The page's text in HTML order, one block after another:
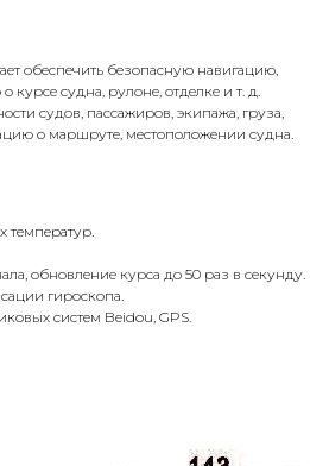
обеспечить безопасную навигацию,
судна, рулоне, отделке и т. д.
судов, пассажиров, экипажа, груза,
о маршруте, местоположении судна.
обновление курса до 50 раз в секунду.
гироскопа.
систем Beidou, GPS.